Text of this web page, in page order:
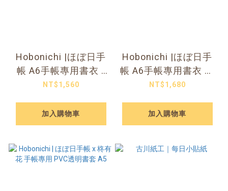
Hobonichi |ほぼ日手
帳 A6手帳專用書衣 -
Candy Stripper_粉色
NT$1,560
加入購物車
Hobonichi |ほぼ日手
帳 A6手帳專用書衣 東
京國立博物館 長谷川
NT$1,680
加入購物車